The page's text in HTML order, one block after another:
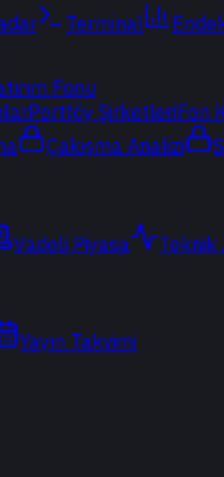
Terminal
Fonu
Portföy ŞirketleriFon
Çakışma Analizi
Vadeli Piyasa Teknik
Yayın Takvimi